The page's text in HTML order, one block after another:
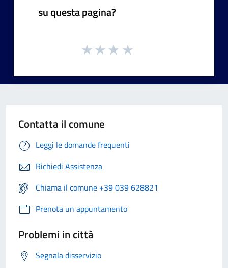
su questa pagina?
Contatta il comune
Leggi le domande frequenti
Richiedi Assistenza
Chiama il comune +39 039 628821
Prenota un appuntamento
Problemi in città
Segnala disservizio